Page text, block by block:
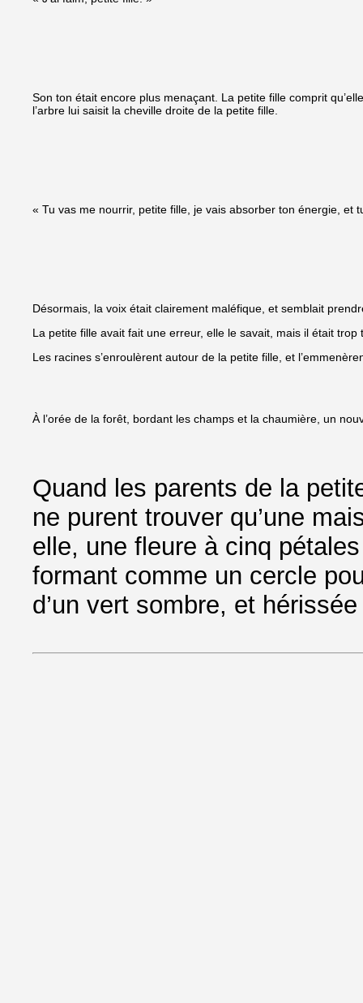
Son ton était encore plus menaçant. La petite fille comprit
l’arbre lui saisit la cheville droite de la petite fille.
« Tu vas me nourrir, petite fille, je vais absorber ton énergie, et
Désormais, la voix était clairement maléfique, et semblait
La petite fille avait fait une erreur, elle le savait, mais il était trop
Les racines s’enroulèrent autour de la petite fille, et
À l’orée de la forêt, bordant les champs et la chaumière, un
Quand les parents de la
ne purent trouver qu’une
elle, une fleure à cinq
formant comme un cercle
d’un vert sombre, et hérissée